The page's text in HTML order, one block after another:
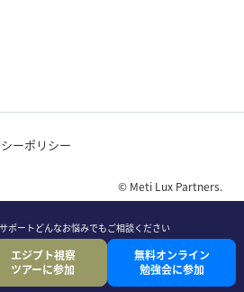
ーポリシー
© Meti Lux Partners.
ポートどんなお悩みでもご相談ください
エジプト視察
ツアーに参加
無料オンライン
勉強会に参加